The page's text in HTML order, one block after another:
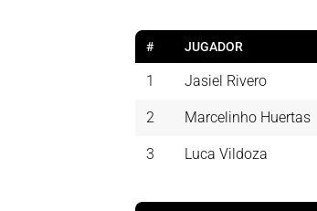
# JUGADOR
1 Jasiel Rivero
2 Marcelinho Huertas
3 Luca Vildoza